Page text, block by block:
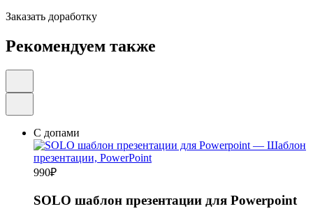
Заказать доработку
Рекомендуем также
С допами
990₽
SOLO шаблон презентации для Powerpoint